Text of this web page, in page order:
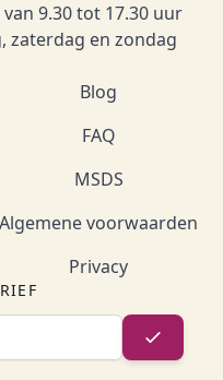
9.30 tot 17.30 uur
zaterdag en zondag
Blog
FAQ
MSDS
Algemene voorwaarden
Privacy